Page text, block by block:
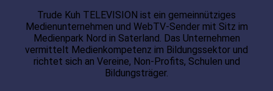
Trude Kuh TELEVISION ist ein gemeinnütziges
Medienunternehmen und WebTV-Sender mit Sitz im
Medienpark Nord in Saterland. Das Unternehmen
vermittelt Medienkompetenz im Bildungssektor und
richtet sich an Vereine, Non-Profits, Schulen und
Bildungsträger.